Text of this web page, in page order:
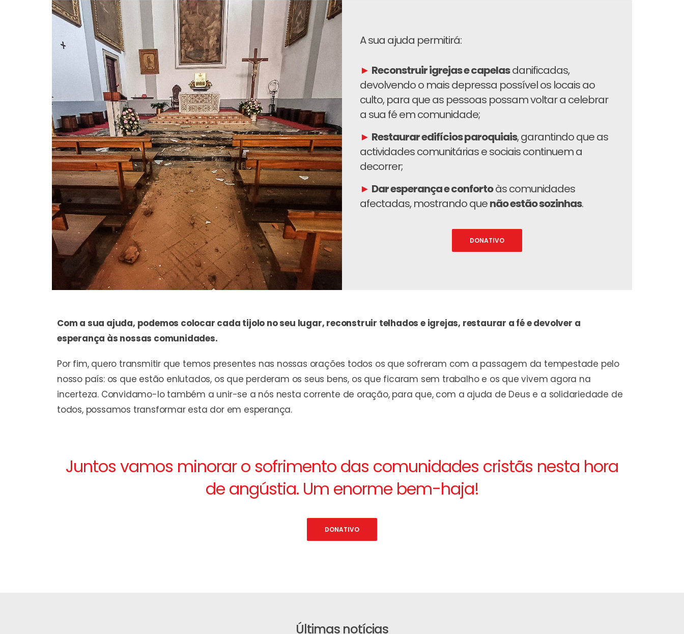
A sua ajuda permitirá:
► Reconstruir igrejas e capelasdanificadas,
devolvendo o mais depressa possível os locais ao
culto, para que as pessoas possam voltar a celebrar
a sua fé em comunidade;
► Restaurar edifícios paroquiais, garantindo que as
actividades comunitárias e sociais continuem a
decorrer;
► Dar esperança e confortoàs comunidades
afectadas, mostrando quenão estão sozinhas.
DONATIVO
Com a sua ajuda, podemos colocar cada tijolo no seu lugar, reconstruir telhados e igrejas, restaurar a fé e devolver a
esperança às nossas comunidades.
Por fim, quero transmitir que temos presentes nas nossas orações todos os que sofreram com a passagem da tempestade pelo
nosso país: os que estão enlutados, os que perderam os seus bens, os que ficaram sem trabalho e os que vivem agora na
incerteza. Convidamo-lo também a unir-se a nós nesta corrente de oração, para que, com a ajuda de Deus e a solidariedade de
todos, possamos transformar esta dor em esperança.
Juntos vamos minorar o sofrimento das comunidades cristãs nesta hora
de angústia. Um enorme bem-haja!
DONATIVO
Últimas notícias